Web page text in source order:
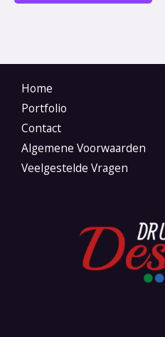
Home
Portfolio
Contact
Algemene Voorwaarden
Veelgestelde Vragen